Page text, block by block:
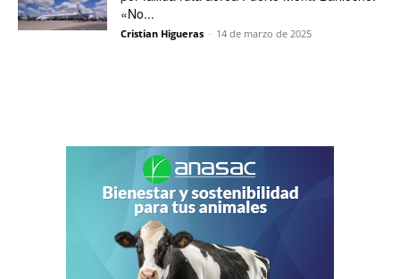
«No...
Cristian Higueras - 14 de marzo de 2025